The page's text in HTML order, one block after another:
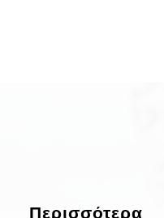
Περισσότερα